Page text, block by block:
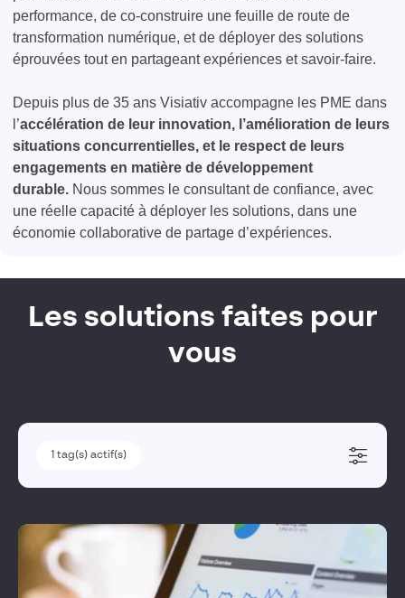
performance, de co-construire une feuille de route de
transformation numérique, et de déployer des solutions
éprouvées tout en partageant expériences et savoir-faire.
Depuis plus de 35 ans Visiativ accompagne les PME dans
l’accélération de leur innovation, l’amélioration de leurs
situations concurrentielles, et le respect de leurs
engagements en matière de développement
durable. Nous sommes le consultant de confiance, avec
une réelle capacité à déployer les solutions, dans une
économie collaborative de partage d’expériences.
Les solutions faites pour
vous
tag(s) actif(s)
tag(s) actif(s)
Conception & simulation
Fabrication
Vente & marketing